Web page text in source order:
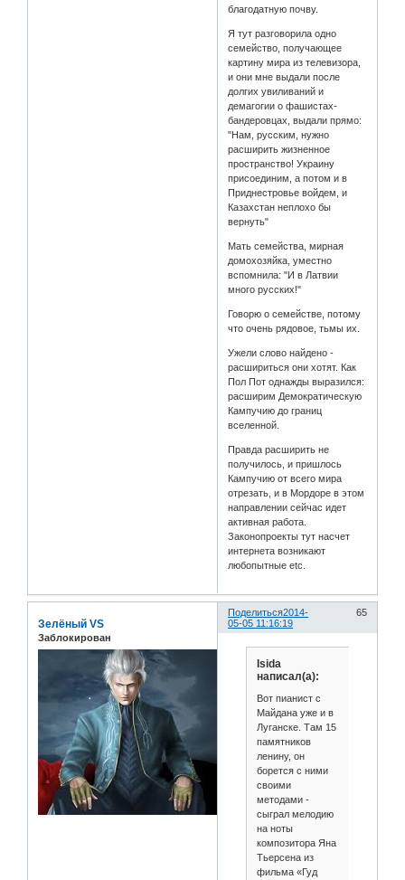
благодатную почву.
Я тут разговорила одно
семейство, получающее
картину мира из телевизора,
и они мне выдали после
долгих увиливаний и
демагогии о фашистах-
бандеровцах, выдали прямо:
"Нам, русским, нужно
расширить жизненное
пространство! Украину
присоединим, а потом и в
Приднестровье войдем, и
Казахстан неплохо бы
вернуть"
Мать семейства, мирная
домохозяйка, уместно
вспомнила: "И в Латвии
много русских!"
Говорю о семействе, потому
что очень рядовое, тьмы их.
Ужели слово найдено -
расшириться они хотят. Как
Пол Пот однажды выразился:
расширим Демократическую
Кампучию до границ
вселенной.
Правда расширить не
получилось, и пришлось
Кампучию от всего мира
отрезать, и в Мордоре в этом
направлении сейчас идет
активная работа.
Законопроекты тут насчет
интернета возникают
любопытные etc.
Поделиться 65
2014-
05-05 11:16:19
Зелёный VS
Заблокирован
Isida
написал(а):
Вот пианист с
Майдана уже и в
Луганске. Там 15
памятников
ленину, он
борется с ними
своими
методами -
сыграл мелодию
на ноты
композитора Яна
Тьерсена из
фильма «Гуд